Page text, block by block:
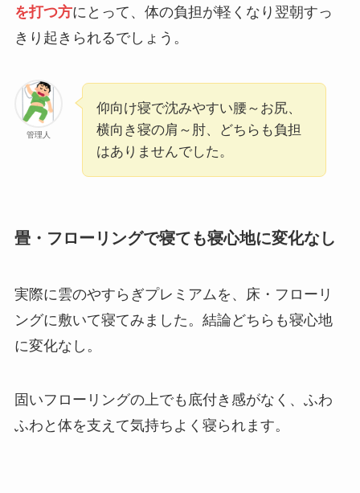
を打つ方にとって、体の負担が軽くなり翌朝すっ
きり起きられるでしょう。
管理人
仰向け寝で沈みやすい腰～お尻、
横向き寝の肩～肘、どちらも負担
はありませんでした。
畳・フローリングで寝ても寝心地に変化なし
実際に雲のやすらぎプレミアムを、床・フローリ
ングに敷いて寝てみました。結論どちらも寝心地
に変化なし。
固いフローリングの上でも底付き感がなく、ふわ
ふわと体を支えて気持ちよく寝られます。